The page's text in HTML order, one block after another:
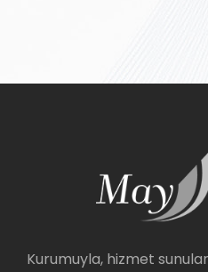
Kurumuyla, hizmet